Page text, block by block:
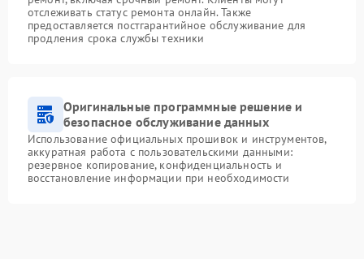
отслеживать статус ремонта онлайн. Также
предоставляется постгарантийное обслуживание для
продления срока службы техники
Оригинальные программные решение и
безопасное обслуживание данных
Использование официальных прошивок и инструментов,
аккуратная работа с пользовательскими данными:
резервное копирование, конфиденциальность и
восстановление информации при необходимости